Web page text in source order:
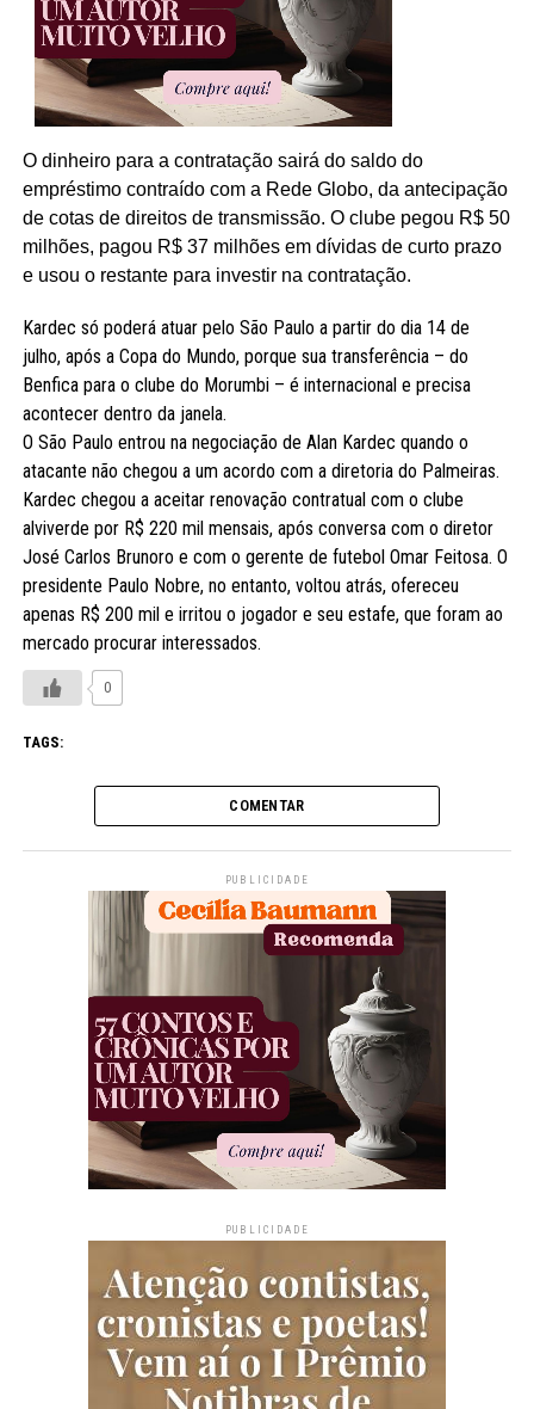
O dinheiro para a contratação sairá do saldo do
empréstimo contraído com a Rede Globo, da antecipação
de cotas de direitos de transmissão. O clube pegou R$ 50
milhões, pagou R$ 37 milhões em dívidas de curto prazo
e usou o restante para investir na contratação.
Kardec só poderá atuar pelo São Paulo a partir do dia 14 de
julho, após a Copa do Mundo, porque sua transferência – do
Benfica para o clube do Morumbi – é internacional e precisa
acontecer dentro da janela.
O São Paulo entrou na negociação de Alan Kardec quando o
atacante não chegou a um acordo com a diretoria do Palmeiras.
Kardec chegou a aceitar renovação contratual com o clube
alviverde por R$ 220 mil mensais, após conversa com o diretor
José Carlos Brunoro e com o gerente de futebol Omar Feitosa. O
presidente Paulo Nobre, no entanto, voltou atrás, ofereceu
apenas R$ 200 mil e irritou o jogador e seu estafe, que foram ao
mercado procurar interessados.
0
TAGS:
COMENTAR
PUBLICIDADE
PUBLICIDADE